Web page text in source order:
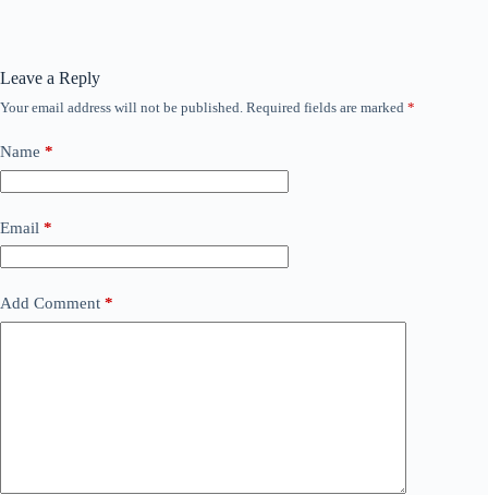
Leave a Reply
Your email address will not be published. Required fields are marked *
Name *
Email *
Add Comment *